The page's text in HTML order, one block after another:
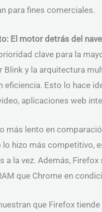
para fines comerciales.
El motor detrás del
clave para la
Blink y la arquitectura
Esto lo hace
aplicaciones web
más lento en
lo hizo más competitivo,
a la vez. Además,
que Chrome en
que Firefox